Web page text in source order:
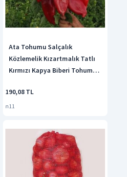
Ata Tohumu Salçalık
Közlemelik Kızartmalık Tatlı
Kırmızı Kapya Biberi Tohumu
190,08 TL
n11